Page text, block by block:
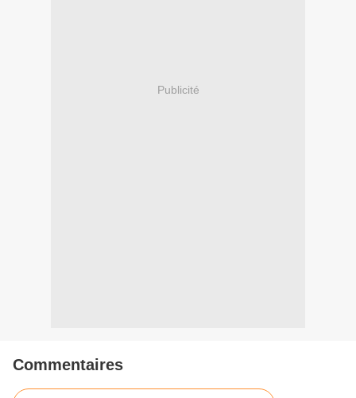
Publicité
Commentaires